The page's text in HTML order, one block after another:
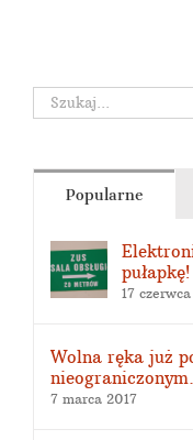
Szukaj
Popularne
pułapkę!
17
Wolna ręka już
nieograniczonym.
7 marca 2017